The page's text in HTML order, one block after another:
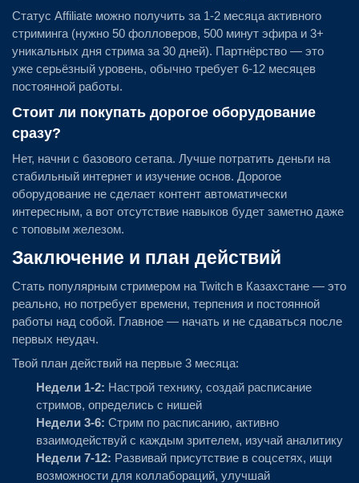
Статус Affiliate можно получить за 1-2 месяца активного
стриминга (нужно 50 фолловеров, 500 минут эфира и 3+
уникальных дня стрима за 30 дней). Партнёрство — это
уже серьёзный уровень, обычно требует 6-12 месяцев
постоянной работы.
Стоит ли покупать дорогое оборудование
сразу?
Нет, начни с базового сетапа. Лучше потратить деньги на
стабильный интернет и изучение основ. Дорогое
оборудование не сделает контент автоматически
интересным, а вот отсутствие навыков будет заметно даже
с топовым железом.
Заключение и план действий
Стать популярным стримером на Twitch в Казахстане — это
реально, но потребует времени, терпения и постоянной
работы над собой. Главное — начать и не сдаваться после
первых неудач.
Твой план действий на первые 3 месяца:
Недели 1-2: Настрой технику, создай расписание
стримов, определись с нишей
Недели 3-6: Стрим по расписанию, активно
взаимодействуй с каждым зрителем, изучай аналитику
Недели 7-12: Развивай присутствие в соцсетях, ищи
возможности для коллабораций, улучшай